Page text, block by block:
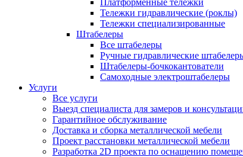
Платформенные тележки
Тележки гидравлические (роклы)
Тележки специализированные
Штабелеры
Все штабелеры
Ручные гидравлические
Штабелеры-бочкокантователи
Самоходные электроштабелеры
Услуги
Все услуги
Выезд специалиста для замеров и
Гарантийное обслуживание
Доставка и сборка металлической мебели
Проект расстановки металлической мебели
Разработка 2D проекта по оснащению